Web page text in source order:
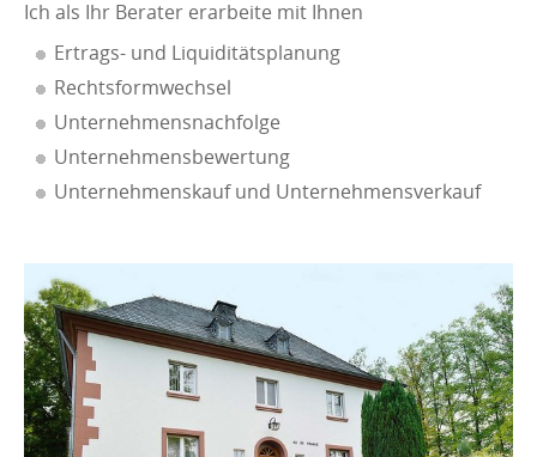
Ich als Ihr Berater erarbeite mit Ihnen
Ertrags- und Liquiditätsplanung
Rechtsformwechsel
Unternehmensnachfolge
Unternehmensbewertung
Unternehmenskauf und Unternehmensverkauf